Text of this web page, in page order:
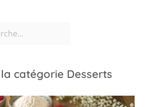
catégorie Desserts